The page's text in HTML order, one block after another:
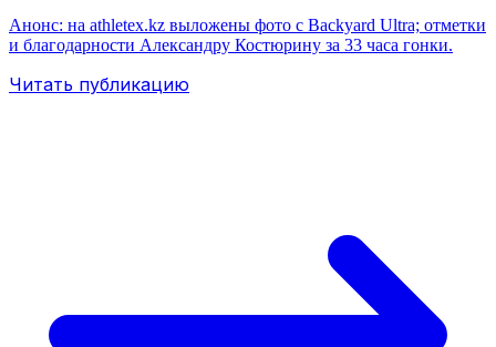
Анонс: на athletex.kz выложены фото с Backyard Ultra; отметки
и благодарности Александру Костюрину за 33 часа гонки.
Читать публикацию